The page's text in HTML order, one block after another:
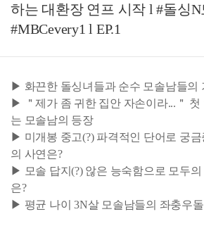
하는 대환장 연프 시작 l #돌싱N
#MBCevery1 l EP.1
▶ 화끈한 돌싱녀들과 순수 모솔남들의
▶ ＂제가 좀 귀한 집안 자손이라...＂ 첫
는 모솔남의 등장
▶ 미개봉 중고(?) 파격적인 단어로 궁
의 사연은?
▶ 모솔 답지(?) 않은 능숙함으로 모두의
은?
▶ 평균 나이 3N살 모솔남들의 좌충우돌